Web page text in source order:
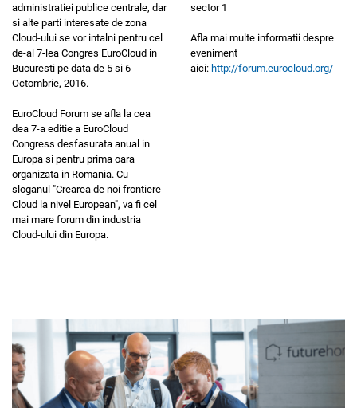
administratiei publice centrale, dar
si alte parti interesate de zona
Cloud-ului se vor intalni pentru cel
de-al 7-lea Congres EuroCloud in
Bucuresti pe data de 5 si 6
Octombrie, 2016.
EuroCloud Forum se afla la cea
dea 7-a editie a EuroCloud
Congress desfasurata anual in
Europa si pentru prima oara
organizata in Romania. Cu
sloganul "Crearea de noi frontiere
Cloud la nivel European", va fi cel
mai mare forum din industria
Cloud-ului din Europa.
sector 1
Afla mai multe informatii despre
eveniment
aici: http://forum.eurocloud.org/